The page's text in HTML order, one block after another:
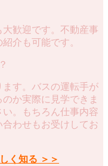
歓迎です。不動産事
介も可能です。
す。バスの運転手が
か実際に見学できま
。もちろん仕事内容
わせもお受けしてお
く知る ＞＞